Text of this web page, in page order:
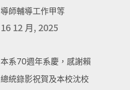
導師輔導工作甲等
16 12 月, 2025
本系70週年系慶，感謝賴
總統錄影祝賀及本校沈校